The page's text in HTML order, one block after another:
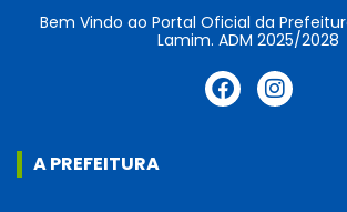
Bem Vindo ao Portal Oficial da
Lamim. ADM 2025/2028
A PREFEITURA